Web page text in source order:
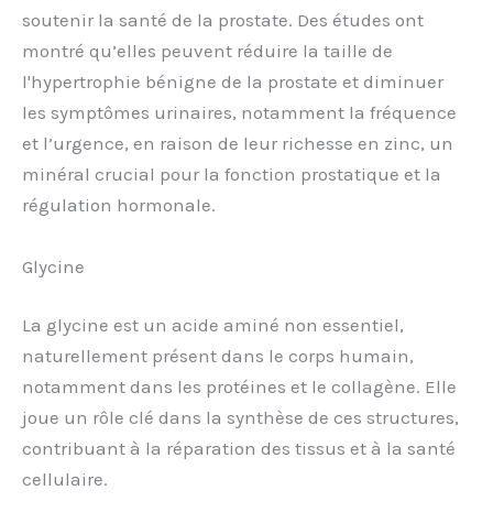
soutenir la santé de la prostate. Des études ont
montré qu’elles peuvent réduire la taille de
l'hypertrophie bénigne de la prostate et diminuer
les symptômes urinaires, notamment la fréquence
et l’urgence, en raison de leur richesse en zinc, un
minéral crucial pour la fonction prostatique et la
régulation hormonale.
Glycine
La glycine est un acide aminé non essentiel,
naturellement présent dans le corps humain,
notamment dans les protéines et le collagène. Elle
joue un rôle clé dans la synthèse de ces structures,
contribuant à la réparation des tissus et à la santé
cellulaire.